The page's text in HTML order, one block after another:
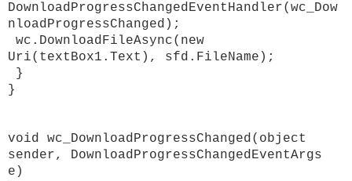
DownloadProgressChangedEventHandler(wc_Dow
nloadProgressChanged);
wc.DownloadFileAsync(new
Uri(textBox1.Text), sfd.FileName);
}
}
void wc_DownloadProgressChanged(object
sender, DownloadProgressChangedEventArgs
e)